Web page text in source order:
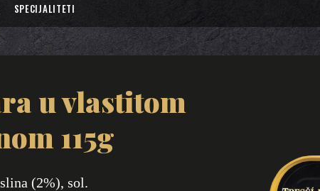
SPECIJALITETI
u vlastitom
115g
(2%), sol.